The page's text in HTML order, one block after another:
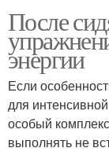
После
энергии
Если
для
особый
выполнять не